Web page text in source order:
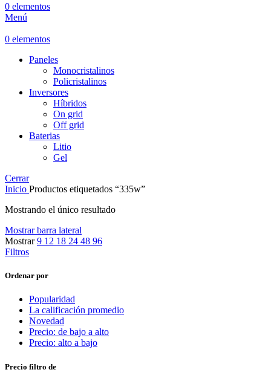
0 elementos
Menú
0 elementos
Paneles
Monocristalinos
Policristalinos
Inversores
Híbridos
On grid
Off grid
Baterias
Litio
Gel
Cerrar
Inicio Productos etiquetados “335w”
Mostrando el único resultado
Mostrar barra lateral
Mostrar9 12 18 24 48 96
Filtros
Ordenar por
Popularidad
La calificación promedio
Novedad
Precio: de bajo a alto
Precio: alto a bajo
Precio filtro de